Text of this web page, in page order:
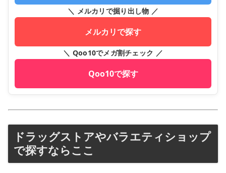
＼ メルカリで掘り出し物 ／
メルカリで探す
＼ Qoo10でメガ割チェック ／
Qoo10で探す
ドラッグストアやバラエティショップ
で探すならここ